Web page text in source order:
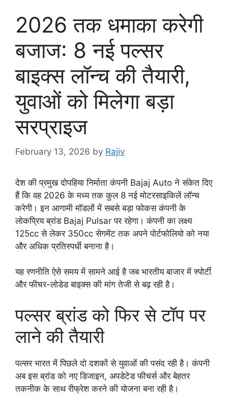
2026 तक धमाका करेगी
बजाज: 8 नई पल्सर
बाइक्स लॉन्च की तैयारी,
युवाओं को मिलेगा बड़ा
सरप्राइज
February 13, 2026 by Rajiv
देश की प्रमुख दोपहिया निर्माता कंपनी Bajaj Auto ने संकेत दिए
हैं कि वह 2026 के मध्य तक कुल 8 नई मोटरसाइकिलें लॉन्च
करेगी। इन आगामी मॉडलों में सबसे बड़ा फोकस कंपनी के
लोकप्रिय ब्रांड Bajaj Pulsar पर रहेगा। कंपनी का लक्ष्य
125cc से लेकर 350cc सेगमेंट तक अपने पोर्टफोलियो को नया
और अधिक प्रतिस्पर्धी बनाना है।
यह रणनीति ऐसे समय में सामने आई है जब भारतीय बाजार में स्पोर्टी
और फीचर-लोडेड बाइक्स की मांग तेजी से बढ़ रही है।
पल्सर ब्रांड को फिर से टॉप पर
लाने की तैयारी
पल्सर भारत में पिछले दो दशकों से युवाओं की पसंद रही है। कंपनी
अब इस ब्रांड को नए डिजाइन, अपडेटेड फीचर्स और बेहतर
तकनीक के साथ रीफ्रेश करने की योजना बना रही है।